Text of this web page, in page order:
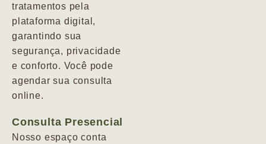
tratamentos pela
plataforma digital,
garantindo sua
segurança, privacidade
e conforto. Você pode
agendar sua consulta
online.
Consulta Presencial
Nosso espaço conta